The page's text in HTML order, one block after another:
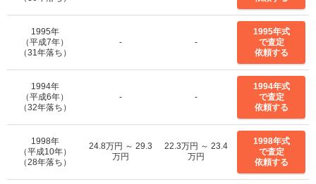
1995年
（平成7年）
（31年落ち）
- -
1995年式
で査定
依頼する
1994年
（平成6年）
（32年落ち）
- -
1994年式
で査定
依頼する
1998年
（平成10年）
（28年落ち）
24.8万円 ～ 29.3
万円
22.3万円 ～ 23.4
万円
1998年式
で査定
依頼する